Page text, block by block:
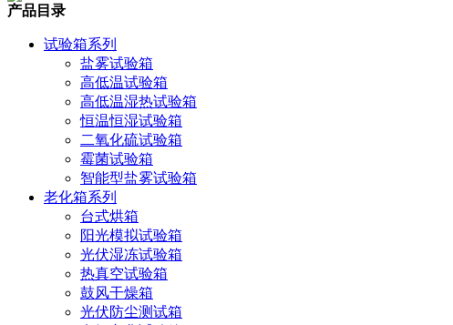
产品目录
试验箱系列
盐雾试验箱
高低温试验箱
高低温湿热试验箱
恒温恒湿试验箱
二氧化硫试验箱
霉菌试验箱
智能型盐雾试验箱
老化箱系列
台式烘箱
阳光模拟试验箱
光伏湿冻试验箱
热真空试验箱
鼓风干燥箱
光伏防尘测试箱